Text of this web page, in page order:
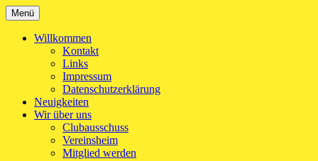
Zum
Inhalt
springen
Kanu-Club Turngemeinde München e.V.
Kanu fahren in München
Menü
Willkommen
Kontakt
Links
Impressum
Datenschutzerklärung
Neuigkeiten
Wir über uns
Clubausschuss
Vereinsheim
Mitglied werden